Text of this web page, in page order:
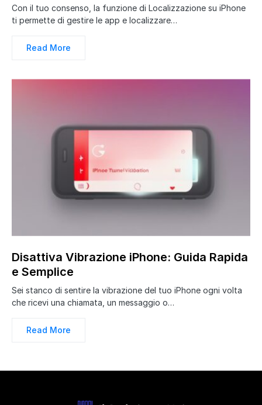
Con il tuo consenso, la funzione di Localizzazione su iPhone
ti permette di gestire le app e localizzare…
Read More
Disattiva Vibrazione iPhone: Guida Rapida
e Semplice
Sei stanco di sentire la vibrazione del tuo iPhone ogni volta
che ricevi una chiamata, un messaggio o…
Read More